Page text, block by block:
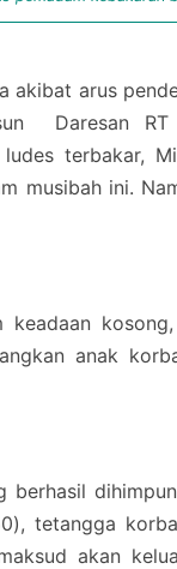
akibat arus
Daresan
ludes terbakar,
musibah ini.
keadaan
anak
berhasil
tetangga
akan